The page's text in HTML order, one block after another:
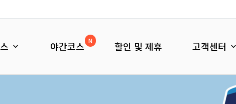
야간코스 N 할인 및 제휴 고객센터